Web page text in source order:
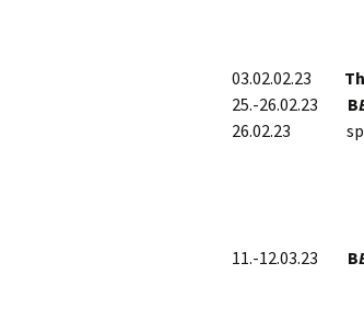
03.02.02.23
25.-26.02.23 B
26.02.23
11.-12.03.23 B